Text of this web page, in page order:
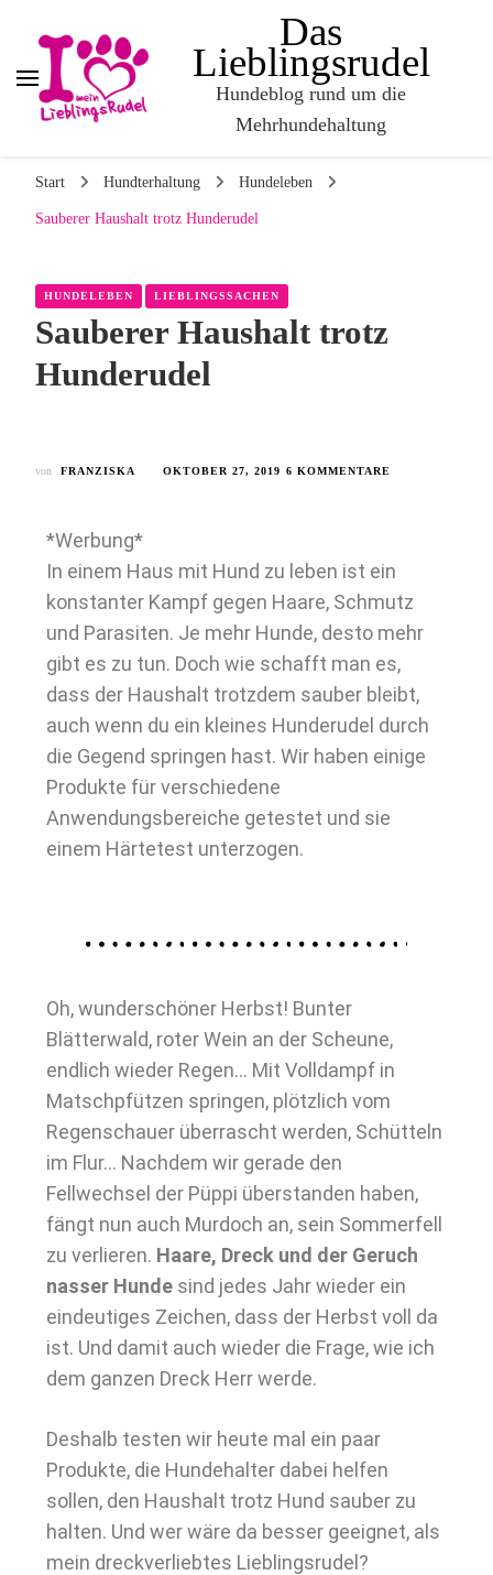
Das
Lieblingsrudel
Hundeblog rund um die
Mehrhundehaltung
Start Hundterhaltung Hundeleben
Sauberer Haushalt trotz Hunderudel
HUNDELEBEN LIEBLINGSSACHEN
Sauberer Haushalt trotz
Hunderudel
von FRANZISKA OKTOBER 27, 2019 6 KOMMENTARE
*Werbung*
In einem Haus mit Hund zu leben ist ein
konstanter Kampf gegen Haare, Schmutz
und Parasiten. Je mehr Hunde, desto mehr
gibt es zu tun. Doch wie schafft man es,
dass der Haushalt trotzdem sauber bleibt,
auch wenn du ein kleines Hunderudel durch
die Gegend springen hast. Wir haben einige
Produkte für verschiedene
Anwendungsbereiche getestet und sie
einem Härtetest unterzogen.
Oh, wunderschöner Herbst! Bunter
Blätterwald, roter Wein an der Scheune,
endlich wieder Regen… Mit Volldampf in
Matschpfützen springen, plötzlich vom
Regenschauer überrascht werden, Schütteln
im Flur… Nachdem wir gerade den
Fellwechsel der Püppi überstanden haben,
fängt nun auch Murdoch an, sein Sommerfell
zu verlieren. Haare, Dreck und der Geruch
nasser Hunde sind jedes Jahr wieder ein
eindeutiges Zeichen, dass der Herbst voll da
ist. Und damit auch wieder die Frage, wie ich
dem ganzen Dreck Herr werde.
Deshalb testen wir heute mal ein paar
Produkte, die Hundehalter dabei helfen
sollen, den Haushalt trotz Hund sauber zu
halten. Und wer wäre da besser geeignet, als
mein dreckverliebtes Lieblingsrudel?